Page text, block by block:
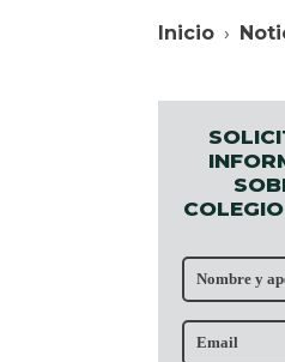
Inicio ›